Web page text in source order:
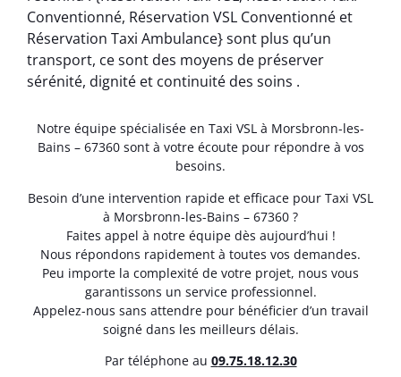
Conventionné, Réservation VSL Conventionné et
Réservation Taxi Ambulance} sont plus qu’un
transport, ce sont des moyens de préserver
sérénité, dignité et continuité des soins .
Notre équipe spécialisée en Taxi VSL à Morsbronn-les-
Bains – 67360 sont à votre écoute pour répondre à vos
besoins.
Besoin d’une intervention rapide et efficace pour Taxi VSL
à Morsbronn-les-Bains – 67360 ?
Faites appel à notre équipe dès aujourd’hui !
Nous répondons rapidement à toutes vos demandes.
Peu importe la complexité de votre projet, nous vous
garantissons un service professionnel.
Appelez-nous sans attendre pour bénéficier d’un travail
soigné dans les meilleurs délais.
Par téléphone au 09.75.18.12.30